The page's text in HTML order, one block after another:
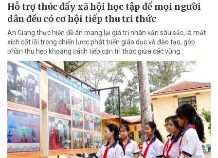
Hỗ trợ thúc đẩy xã hội học tập để mọi người
dân đều có cơ hội tiếp thu tri thức
An Giang thực hiện đề án mang lại giá trị nhân văn sâu sắc, là mắt
xích cốt lõi trong chiến lược phát triển giáo dục và đào tạo, góp
phần thu hẹp khoảng cách tiếp cận tri thức giữa các vùng.